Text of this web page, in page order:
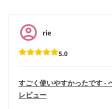
5.0
rie
すごく使いやすかったです -
レビュー